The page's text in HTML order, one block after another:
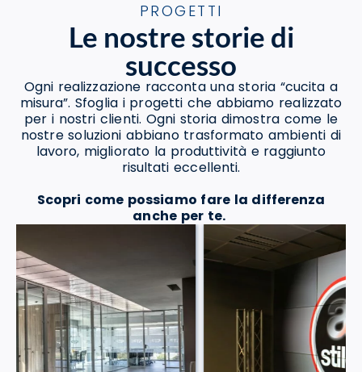
PROGETTI
Le nostre storie di
successo
Ogni realizzazione racconta una storia “cucita a
misura”. Sfoglia i progetti che abbiamo realizzato
per i nostri clienti. Ogni storia dimostra come le
nostre soluzioni abbiano trasformato ambienti di
lavoro, migliorato la produttività e raggiunto
risultati eccellenti.
Scopri come possiamo fare la differenza
anche per te.